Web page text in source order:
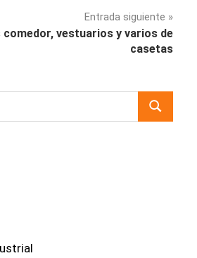
Entrada siguiente
comedor, vestuarios y varios de
casetas
Buscar